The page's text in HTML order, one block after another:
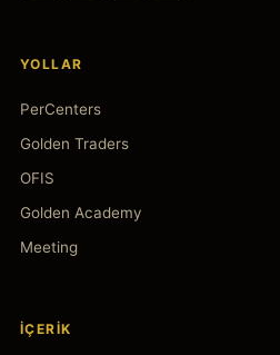
YOLLAR
PerCenters
Golden Traders
OFIS
Golden Academy
Meeting
İÇERIK